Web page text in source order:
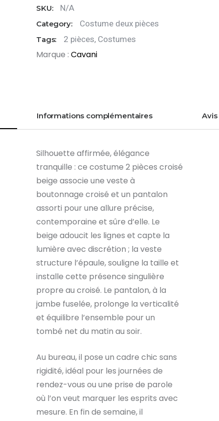
SKU: N/A
Category: Costume deux pièces
Tags: 2 pièces, Costumes
Marque : Cavani
Informations complémentaires Avis
Silhouette affirmée, élégance
tranquille : ce costume 2 pièces croisé
beige associe une veste à
boutonnage croisé et un pantalon
assorti pour une allure précise,
contemporaine et sûre d’elle. Le
beige adoucit les lignes et capte la
lumière avec discrétion ; la veste
structure l’épaule, souligne la taille et
installe cette présence singulière
propre au croisé. Le pantalon, à la
jambe fuselée, prolonge la verticalité
et équilibre l’ensemble pour un
tombé net du matin au soir.
Au bureau, il pose un cadre chic sans
rigidité, idéal pour les journées de
rendez-vous ou une prise de parole
où l’on veut marquer les esprits avec
mesure. En fin de semaine, il